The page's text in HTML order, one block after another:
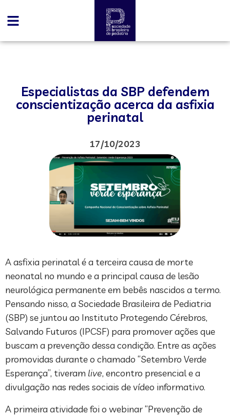
Especialistas da SBP defendem
conscientização acerca da asfixia
perinatal
17/10/2023
A asfixia perinatal é a terceira causa de morte
neonatal no mundo e a principal causa de lesão
neurológica permanente em bebês nascidos a termo.
Pensando nisso, a Sociedade Brasileira de Pediatria
(SBP) se juntou ao Instituto Protegendo Cérebros,
Salvando Futuros (IPCSF) para promover ações que
buscam a prevenção dessa condição. Entre as ações
promovidas durante o chamado “Setembro Verde
Esperança”, tiveram live, encontro presencial e a
divulgação nas redes sociais de vídeo informativo.
A primeira atividade foi o webinar “Prevenção de